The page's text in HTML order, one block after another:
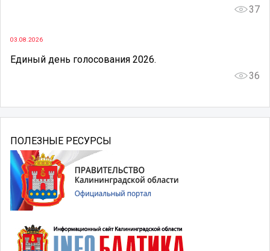
37
03.08.2026
Единый день голосования 2026.
36
ПОЛЕЗНЫЕ РЕСУРСЫ